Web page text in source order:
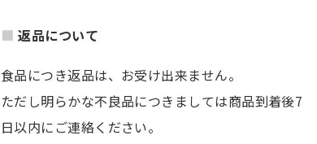
返品について
食品につき返品は、お受け出来ません。
ただし明らかな不良品につきましては商品到着後7
日以内にご連絡ください。